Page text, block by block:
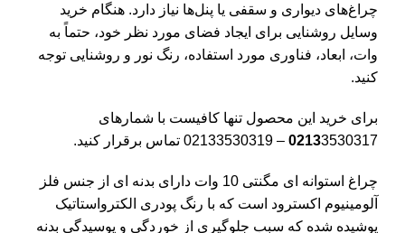
چراغ‌های دیواری و سقفی یا پنل‌ها نیاز دارد. هنگام خرید
وسایل روشنایی برای ایجاد فضای مورد نظر خود، حتماً به
وات، ابعاد، فناوری مورد استفاده، رنگ نور و روشنایی توجه
کنید.
برای خرید این محصول تنها کافیست با شمارهای
02133530317 – 02133530319 تماس برقرار کنید.
چراغ استوانه ای مگنتی 10 وات دارای بدنه ای از جنس فلز
آلومینیوم اکسترود است که با رنگ پودری الکترواستاتیک
پوشیده شده که سبب جلوگیری از خوردگی و پوسیدگی بدنه